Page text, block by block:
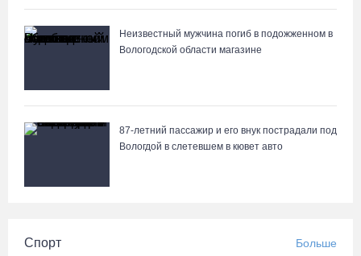
Неизвестный мужчина погиб в подожженном в
Вологодской области магазине
87-летний пассажир и его внук пострадали под
Вологдой в слетевшем в кювет авто
Спорт Больше